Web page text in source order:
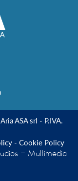
ASA srl - P.IVA.
- Cookie Policy
- Multimedia